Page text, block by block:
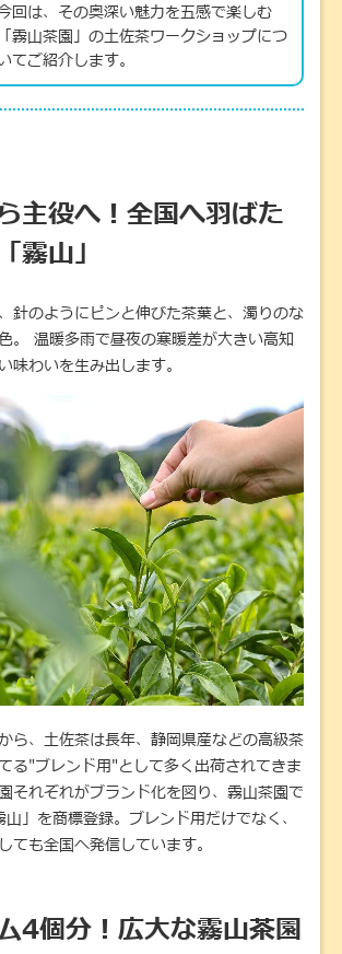
回は、その奥深い魅力を五感で楽しむ
「霧山茶園」の土佐茶ワークショップにつ
てご紹介します。
主役へ！全国へ羽ばた
霧山」
針のようにピンと伸びた茶葉と、濁りのな
。 温暖多雨で昼夜の寒暖差が大きい高知
味わいを生み出します。
ら、土佐茶は長年、静岡県産などの高級茶
る"ブレンド用"として多く出荷されてきま
それぞれがブランド化を図り、霧山茶園で
」を商標登録。ブレンド用だけでなく、
ても全国へ発信しています。
4個分！広大な霧山茶園